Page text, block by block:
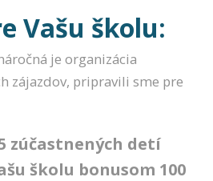
Vašu školu:
je organizácia
zájazdov, pripravili sme pre
zúčastnených detí
školu bonusom 100
zobrazovanie
relevantnej
úspešnosti našich
reklamných
partnermi, ako je
Google. Účel:
zobrazovanie